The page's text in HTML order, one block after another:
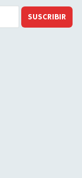
SUSCRIBIR